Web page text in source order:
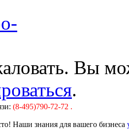
Вы
.
(8-495)790-72-72 .
Наши знания для вашего бизнеса